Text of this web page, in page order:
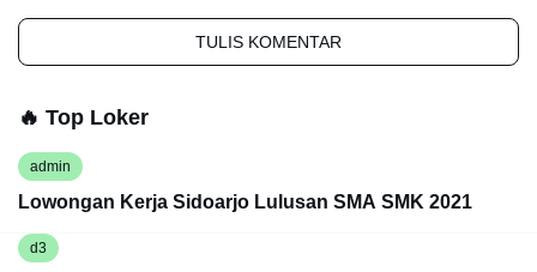
TULIS KOMENTAR
🔥 Top Loker
admin
Lowongan Kerja Sidoarjo Lulusan SMA SMK 2021
d3